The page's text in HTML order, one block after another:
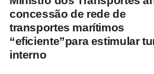
concessão de rede de
transportes marítimos
“eficiente”para estimular
interno